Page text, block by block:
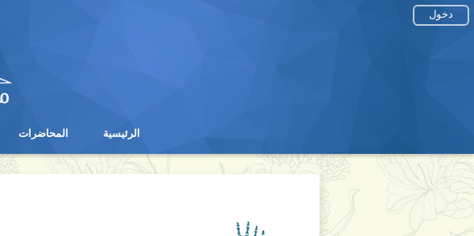
دخول
الرئيسية المحاضرات